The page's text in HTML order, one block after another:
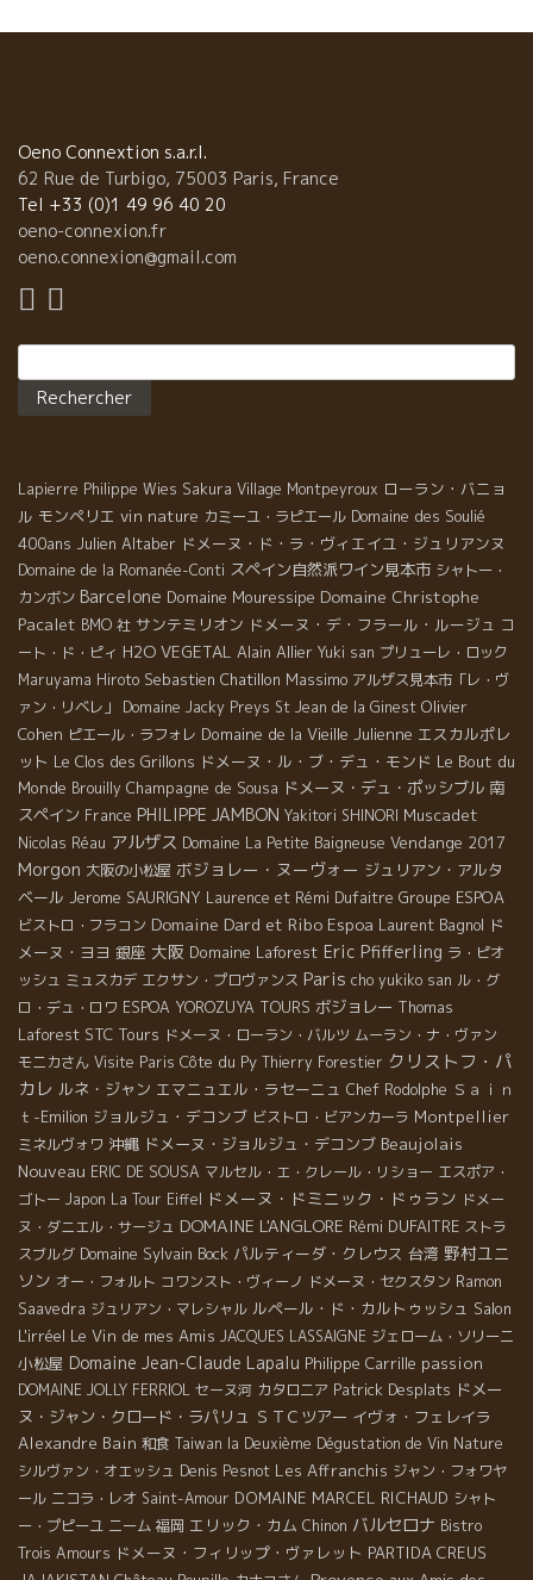
Oeno Connextion s.a.r.l.
62 Rue de Turbigo, 75003 Paris, France
Tel +33 (0)1 49 96 40 20
oeno-connexion.fr
oeno.connexion@gmail.com
Lapierre Philippe Wies Sakura Village Montpeyroux ローラン・バニョ
ル モンペリエ vin nature カミーユ・ラピエール Domaine des Soulié
400ans Julien Altaber ドメーヌ・ド・ラ・ヴィエイユ・ジュリアンヌ
Domaine de la Romanée-Conti スペイン自然派ワイン見本市 シャトー・
カンボン Barcelone Domaine Mouressipe Domaine Christophe
Pacalet BMO 社 サンテミリオン ドメーヌ・デ・フラール・ルージュ コ
ート・ド・ピィ H2O VEGETAL Alain Allier Yuki san プリューレ・ロック
Maruyama Hiroto Sebastien Chatillon Massimo アルザス見本市「レ・ヴ
ァン・リベレ」
Domaine Jacky Preys St Jean de la Ginest Olivier
Cohen ピエール・ラフォレ Domaine de la Vieille Julienne エスカルポレ
ット Le Clos des Grillons ドメーヌ・ル・ブ・デュ・モンド Le Bout du
Monde Brouilly Champagne de Sousa ドメーヌ・デュ・ポッシブル 南
スペイン France PHILIPPE JAMBON Yakitori SHINORI Muscadet
Nicolas Réau アルザス Domaine La Petite Baigneuse Vendange 2017
Morgon 大阪の小松屋 ボジョレー・ヌーヴォー ジュリアン・アルタ
ベール Jerome SAURIGNY Laurence et Rémi Dufaitre Groupe ESPOA
ビストロ・フラコン Domaine Dard et Ribo Espoa Laurent Bagnol ド
メーヌ・ヨヨ 銀座 大阪 Domaine Laforest Eric Pfifferling ラ・ピオ
ッシュ ミュスカデ エクサン・プロヴァンス Paris cho yukiko san ル・グ
ロ・デュ・ロワ ESPOA YOROZUYA TOURS ボジョレー Thomas
Laforest STC Tours ドメーヌ・ローラン・バルツ ムーラン・ナ・ヴァン
モニカさん Visite Paris Côte du Py Thierry Forestier クリストフ・パ
カレ ルネ・ジャン エマニュエル・ラセーニュ Chef Rodolphe Ｓａｉｎ
ｔ-Emilion ジョルジュ・デコンブ ビストロ・ビアンカーラ Montpellier
ミネルヴォワ 沖縄 ドメーヌ・ジョルジュ・デコンブ Beaujolais
Nouveau ERIC DE SOUSA マルセル・エ・クレール・リショー エスポア・
ゴトー Japon La Tour Eiffel ドメーヌ・ドミニック・ドゥラン ドメー
ヌ・ダニエル・サージュ DOMAINE L'ANGLORE Rémi DUFAITRE ストラ
スブルグ Domaine Sylvain Bock パルティーダ・クレウス 台湾 野村ユニ
ソン オー・フォルト コワンスト・ヴィーノ ドメーヌ・セクスタン Ramon
Saavedra ジュリアン・マレシャル ルペール・ド・カルトゥッシュ Salon
L'irréel Le Vin de mes Amis JACQUES LASSAIGNE ジェローム・ソリーニ
小松屋 Domaine Jean-Claude Lapalu Philippe Carrille passion
DOMAINE JOLLY FERRIOL セーヌ河 カタロニア Patrick Desplats ドメー
ヌ・ジャン・クロード・ラパリュ ＳＴＣツアー イヴォ・フェレイラ
Alexandre Bain 和食 Taiwan la Deuxième Dégustation de Vin Nature
シルヴァン・オエッシュ Denis Pesnot Les Affranchis ジャン・フォワヤ
ール ニコラ・レオ Saint-Amour DOMAINE MARCEL RICHAUD シャト
ー・プピーユ ニーム 福岡 エリック・カム Chinon バルセロナ Bistro
Trois Amours ドメーヌ・フィリップ・ヴァレット PARTIDA CREUS